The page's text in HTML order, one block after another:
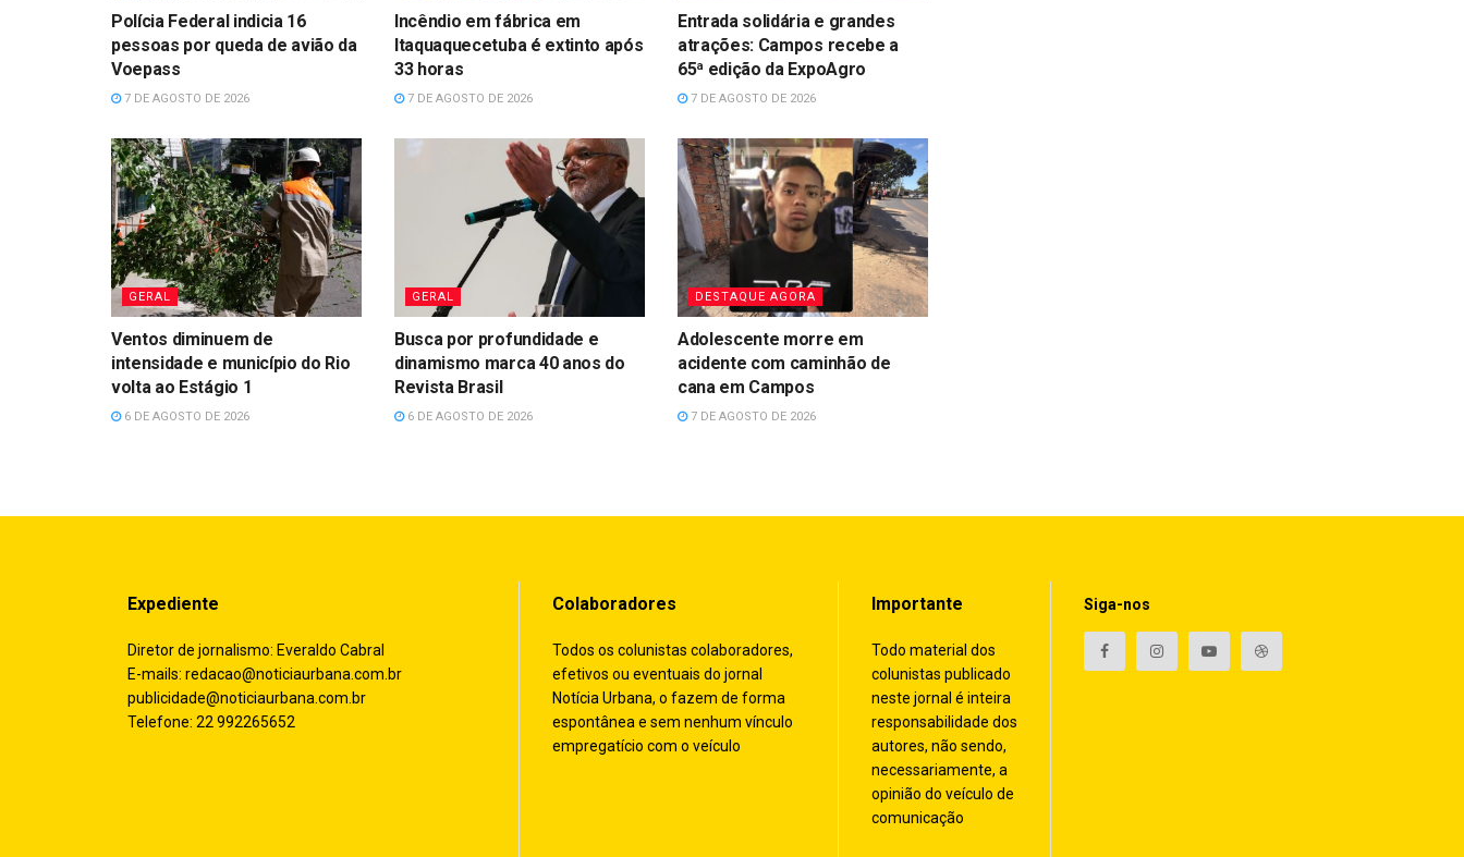
Polícia Federal indicia 16
pessoas por queda de avião da
Voepass
7 DE AGOSTO DE 2026
Incêndio em fábrica em
Itaquaquecetuba é extinto após
33 horas
7 DE AGOSTO DE 2026
Entrada solidária e grandes
atrações: Campos recebe a
65ª edição da ExpoAgro
7 DE AGOSTO DE 2026
GERAL
Ventos diminuem de
intensidade e município do Rio
volta ao Estágio 1
6 DE AGOSTO DE 2026
GERAL
Busca por profundidade e
dinamismo marca 40 anos do
Revista Brasil
6 DE AGOSTO DE 2026
DESTAQUE AGORA
Adolescente morre em
acidente com caminhão de
cana em Campos
7 DE AGOSTO DE 2026
Expediente
Diretor de jornalismo: Everaldo Cabral
E-mails: redacao@noticiaurbana.com.br
publicidade@noticiaurbana.com.br
Telefone: 22 992265652
Colaboradores
Todos os colunistas colaboradores,
efetivos ou eventuais do jornal
Notícia Urbana, o fazem de forma
espontânea e sem nenhum vínculo
empregatício com o veículo
Importante
Todo material dos
colunistas publicado
neste jornal é inteira
responsabilidade dos
autores, não sendo,
necessariamente, a
opinião do veículo de
comunicação
Siga-nos